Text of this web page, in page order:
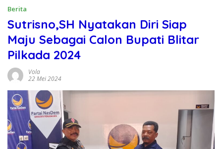
Berita
Sutrisno,SH Nyatakan Diri Siap
Maju Sebagai Calon Bupati Blitar
Pilkada 2024
Vola
22 Mei 2024